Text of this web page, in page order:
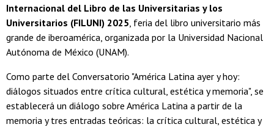
Internacional del Libro de las Universitarias y los
Universitarios (FILUNI) 2025 , feria del libro universitario más
grande de iberoamérica, organizada por la Universidad Nacional
Autónoma de México (UNAM).
Como parte del Conversatorio "América Latina ayer y hoy:
diálogos situados entre crítica cultural, estética y memoria", se
establecerá un diálogo sobre América Latina a partir de la
memoria y tres entradas teóricas: la crítica cultural, estética y